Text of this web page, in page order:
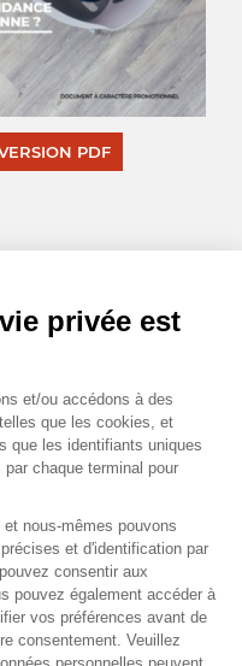
PDF
cinq mois atteint par
la relance de la défense
aux États-Unis.
atteint par l’or,
% en un an. La « relique
refuge en cas de crise.
privée est
et/ou accédons à des
que les cookies, et
que les identifiants uniques
chaque terminal pour
nous-mêmes pouvons
et d'identification par
consentir aux
pouvez également accéder à
vos préférences avant de
consentement. Veuillez
personnelles peuvent